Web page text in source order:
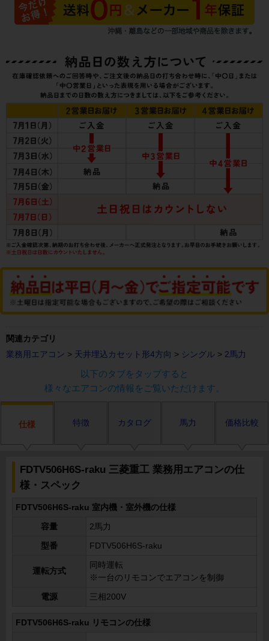
関連カテゴリ
業務用エアコン > 天井埋込カセット形4方向 > シングル > 2馬力
以下のタブをタップすると
様々なエアコンの情報をご覧いただけます。
仕様 特徴 カタログ 馬力 価格比較
FDTV506H6S-raku 三菱重工 業務用エアコンの仕
様・スペック
FDTV506H6S-raku 室内機・室外機の仕様
容量 2馬力
型番 FDTV506H6S-raku
運転方式
同時運転
※一台のリモコンでエアコンを制御
電源 三相200V
FDTV506H6S-raku リモコンの仕様